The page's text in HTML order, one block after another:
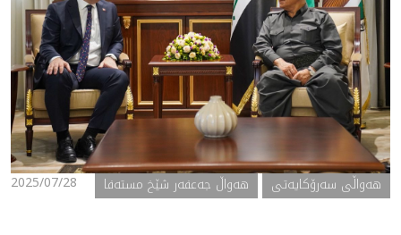
2025/07/28 ھەواڵی سەرۆکایەتی هەواڵ جەعفەر شێخ مستەفا